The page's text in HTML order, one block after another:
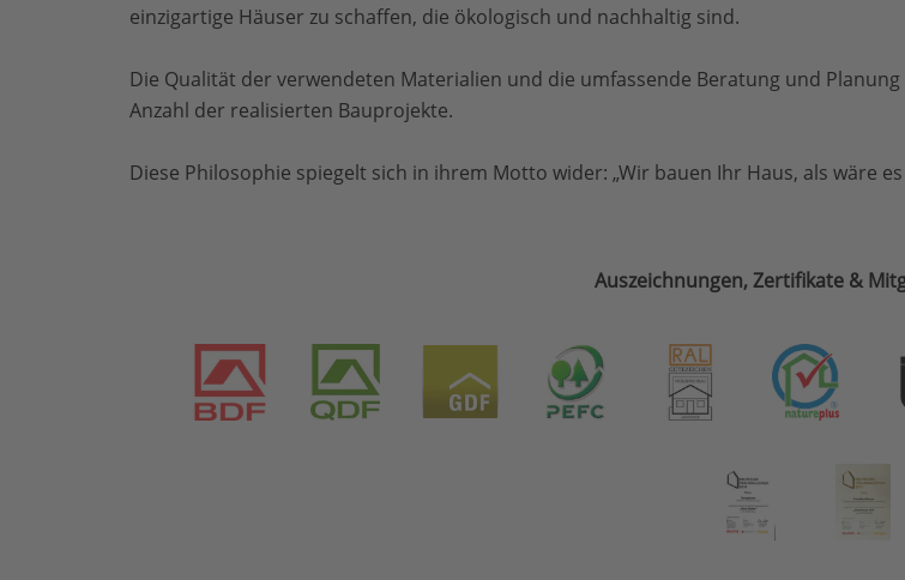
einzigartige Häuser zu schaffen, die ökologisch und nachhaltig sind.
Die Qualität der verwendeten Materialien und die umfassende Beratung und
Anzahl der realisierten Bauprojekte.
Diese Philosophie spiegelt sich in ihrem Motto wider: „Wir bauen Ihr Haus, als wäre es
Auszeichnungen, Zertifikate &